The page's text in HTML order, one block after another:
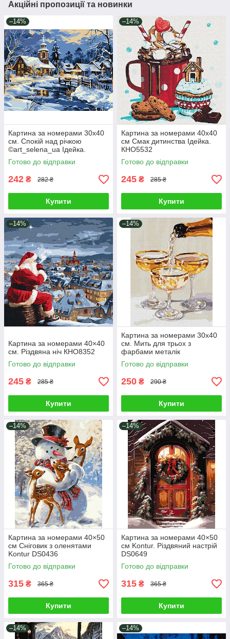
Акційні пропозиції та новинки
–14%
Картина за номерами 30х40
см. Спокій над річкою
©art_selena_ua Ідейка.
KHO6425
Готово до відправки
242 ₴ 282 ₴
Купити
–14%
Картина за номерами 40х40
см Смак дитинства Ідейка.
КНО5532
Готово до відправки
245 ₴ 285 ₴
Купити
–14%
Картина за номерами 40×40
см. Різдвяна ніч КHO8352
Готово до відправки
245 ₴ 285 ₴
Купити
–14%
Картина за номерами 30х40
см. Мить для трьох з
фарбами металік
©art_selena_ua Ідейка.
KHO5746
Готово до відправки
250 ₴ 290 ₴
Купити
–14%
Картина за номерами 40×50
см Сніговик з оленятами
Kontur DS0436
Готово до відправки
315 ₴ 365 ₴
Купити
–14%
Картина за номерами 40×50
см Kontur. Різдвяний настрій
DS0649
Готово до відправки
315 ₴ 365 ₴
Купити
–14% –14%